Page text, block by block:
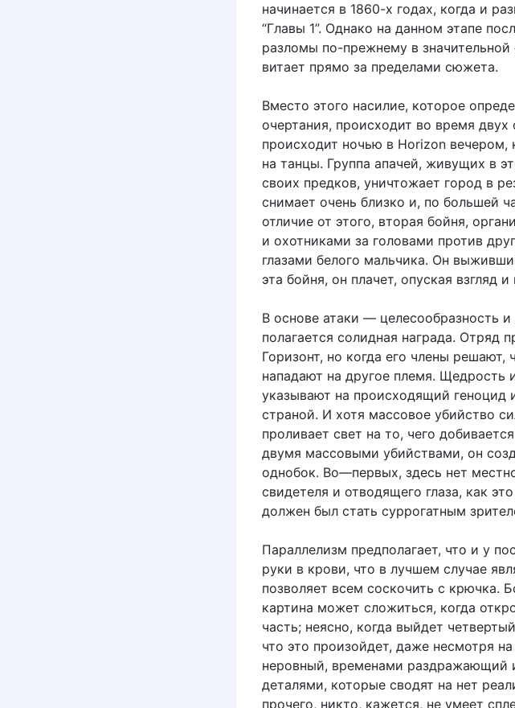
начинается в 1860-х годах, когда и
“Главы 1”. Однако на данном этапе
разломы по-прежнему в значительной
витает прямо за пределами сюжета.
Вместо этого насилие, которое
очертания, происходит во время
происходит ночью в Horizon вечером,
на танцы. Группа апачей, живущих в
своих предков, уничтожает город в
снимает очень близко и, по большей
отличие от этого, вторая бойня,
и охотниками за головами против
глазами белого мальчика. Он
эта бойня, он плачет, опуская взгляд
В основе атаки — целесообразность
полагается солидная награда. Отряд
Горизонт, но когда его члены
нападают на другое племя. Щедрость
указывают на происходящий
страной. И хотя массовое убийство
проливает свет на то, чего
двумя массовыми убийствами, он
однобок. Во—первых, здесь нет
свидетеля и отводящего глаза, как
должен был стать суррогатным
Параллелизм предполагает, что и у
руки в крови, что в лучшем случае
позволяет всем соскочить с крючка.
картина может сложиться, когда
часть; неясно, когда выйдет
что это произойдет, даже несмотря на
неровный, временами раздражающий
деталями, которые сводят на нет
прочего, никто, кажется, не умеет